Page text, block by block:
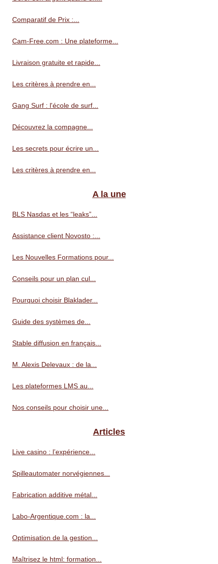
Comparatif de Prix :...
Cam-Free.com : Une plateforme...
Livraison gratuite et rapide...
Les critères à prendre en...
Gang Surf : l'école de surf...
Découvrez la compagne...
Les secrets pour écrire un...
Les critères à prendre en...
A la une
BLS Nasdas et les “leaks”...
Assistance client Novosto :...
Les Nouvelles Formations pour...
Conseils pour un plan cul...
Pourquoi choisir Blaklader...
Guide des systèmes de...
Stable diffusion en français...
M. Alexis Delevaux : de la...
Les plateformes LMS au...
Nos conseils pour choisir une...
Articles
Live casino : l’expérience...
Spilleautomater norvégiennes...
Fabrication additive métal...
Labo-Argentique.com : la...
Optimisation de la gestion...
Maîtrisez le html: formation...